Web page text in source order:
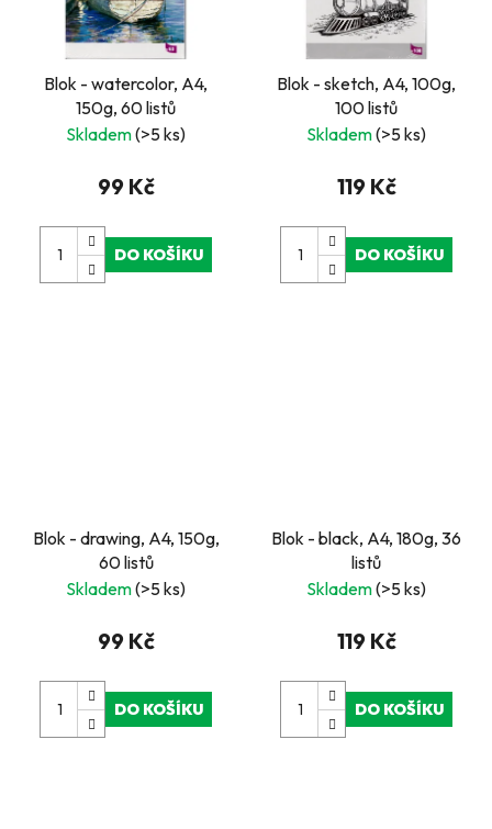
Blok - watercolor, A4,
150g, 60 listů
Skladem(>5 ks)
99 Kč
DO KOŠÍKU
Blok - sketch, A4, 100g,
100 listů
Skladem(>5 ks)
119 Kč
DO KOŠÍKU
Blok - drawing, A4, 150g,
60 listů
Skladem(>5 ks)
99 Kč
DO KOŠÍKU
Blok - black, A4, 180g, 36
listů
Skladem(>5 ks)
119 Kč
DO KOŠÍKU